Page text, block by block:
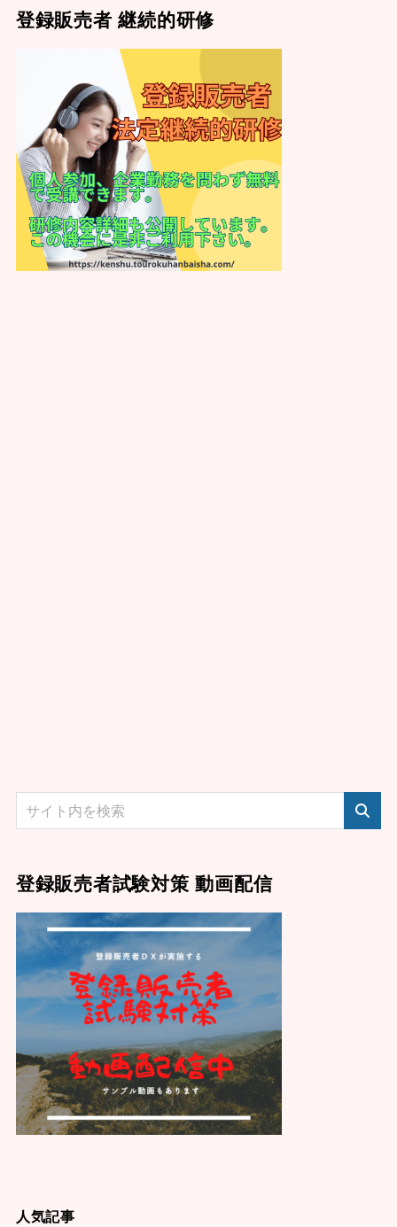
登録販売者 継続的研修
登録販売者試験対策 動画配信
人気記事